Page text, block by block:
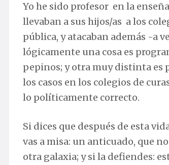
Yo he sido profesor en la
llevaban a sus hijos/as a los
pública, y atacaban además -a
lógicamente una cosa es
pepinos; y otra muy distinta es
los casos en los colegios de
lo políticamente correcto.
Si dices que después de esta
vas a misa: un anticuado, que
otra galaxia; y si la defiendes: